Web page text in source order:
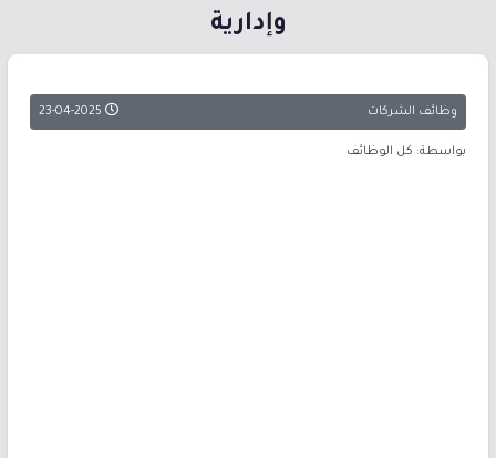
وإدارية
وظائف الشركات 23-04-2025
بواسطة: كل الوظائف